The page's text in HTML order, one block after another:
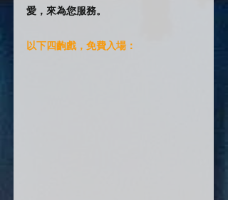
愛，來為您服務。
以下四齣戲，免費入場：